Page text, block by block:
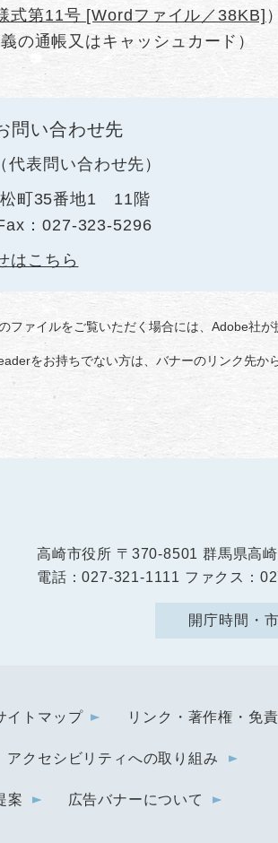
式第11号 [Wordファイル／38KB] ）
の通帳又はキャッシュカード）
問い合わせ先
代表問い合わせ先
松町35番地1 11階
：027-323-5296
はこちら
ファイルをご覧いただく場合には、Adobe社
をお持ちでない方は、バナーのリンク先か
高崎市役所 〒370-8501 群馬県高
電話：027-321-1111 ファクス：
開庁時間・
イトマップ リンク・著作権・免
アクセシビリティへの取り組み
案 広告バナーについて